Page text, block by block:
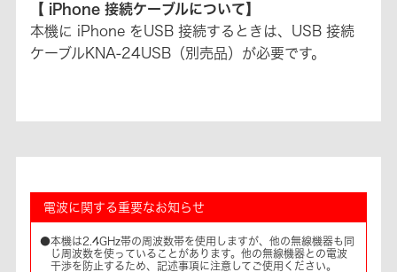
【 iPhone 接続ケーブルについて】
本機に iPhone をUSB 接続するときは、USB 接続
ケーブルKNA-24USB（別売品）が必要です。
電波に関する重要なお知らせ
●本機は2.4GHz帯の周波数帯を使用しますが、他の無線機器も同
じ周波数を使っていることがあります。他の無線機器との電波
干渉を防止するため、記述事項に注意してご使用ください。